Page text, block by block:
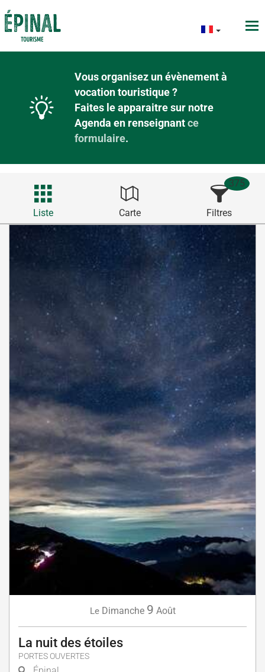
Vous organisez un évènement à
vocation touristique ?
Faites le apparaitre sur notre
Agenda en renseignantce
formulaire.
Liste Carte Filtres
375
Le Dimanche 9 Août
La nuit des étoiles
PORTES OUVERTES